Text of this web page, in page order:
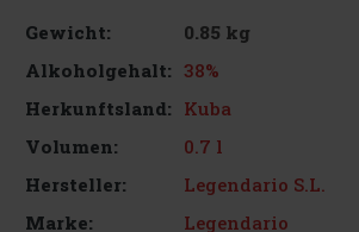
Gewicht:
0.85 kg
Alkoholgehalt: 38%
Herkunftsland: Kuba
Volumen:
0.7 l
Hersteller:
Legendario S.L.
Marke:
Legendario